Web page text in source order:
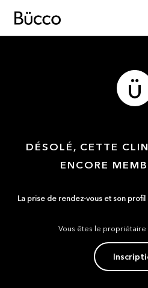
DÉSOLÉ, CETTE
ENCORE
La prise de rendez-vous et son
Vous êtes le